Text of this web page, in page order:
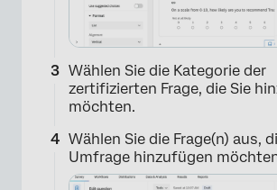
Wählen Sie die Kategorie der
zertifizierten Frage, die Sie
möchten.
Wählen Sie die Frage(n) aus,
Umfrage hinzufügen